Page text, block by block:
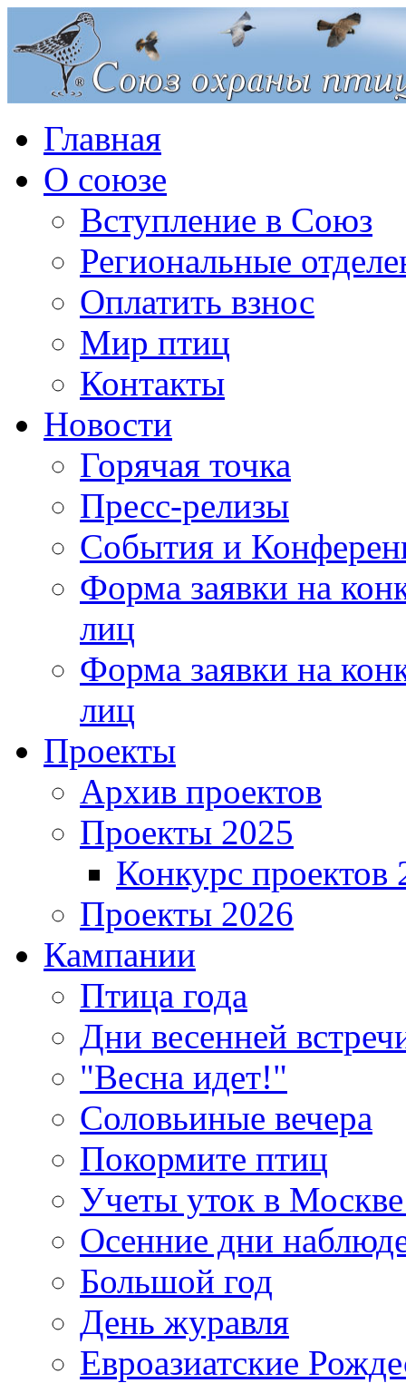
Главная
О союзе
Вступление в Союз
Региональные
Оплатить взнос
Мир птиц
Контакты
Новости
Горячая точка
Пресс-релизы
События и
Форма заявки на
лиц
Форма заявки на
лиц
Проекты
Архив проектов
Проекты 2025
Конкурс проектов
Проекты 2026
Кампании
Птица года
Дни весенней
"Весна идет!"
Соловьиные вечера
Покормите птиц
Учеты уток в
Осенние дни
Большой год
День журавля
Евроазиатские